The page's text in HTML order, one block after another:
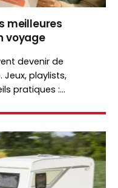
meilleures
voyage
devenir de
playlists,
pratiques :